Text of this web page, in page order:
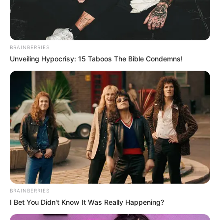
https://youtu.be/4hxAmB52nCw
TAGS ANIMASI MALAYSIA
BRAINBERRIES
Unveiling Hypocrisy: 15 Taboos The Bible Condemns!
BRAINBERRIES
I Bet You Didn't Know It Was Really Happening?